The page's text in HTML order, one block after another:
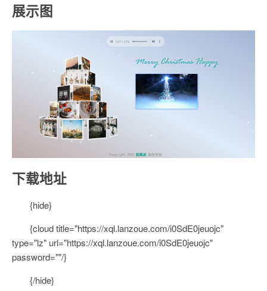
展示图
下载地址
{hide}
{cloud title="https://xql.lanzoue.com/i0SdE0jeuojc"
type="lz" url="https://xql.lanzoue.com/i0SdE0jeuojc"
password=""/}
{/hide}